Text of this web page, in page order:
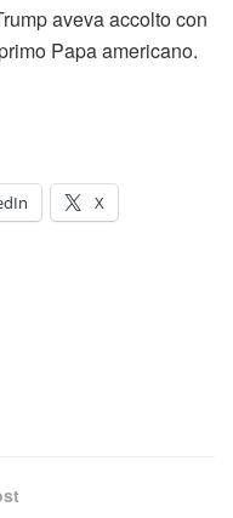
aveva accolto con
Papa americano.
X